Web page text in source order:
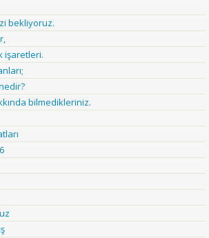
bekliyoruz.
işaretleri.
bilmedikleriniz.